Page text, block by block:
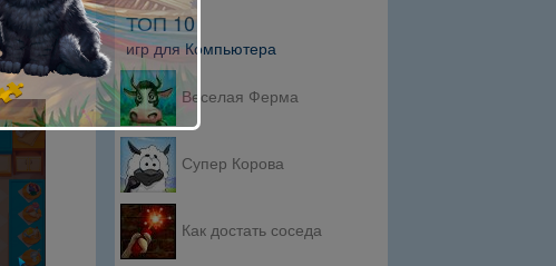
ТОП 10
игр для Компьютера
Веселая Ферма
Супер Корова
Как достать соседа